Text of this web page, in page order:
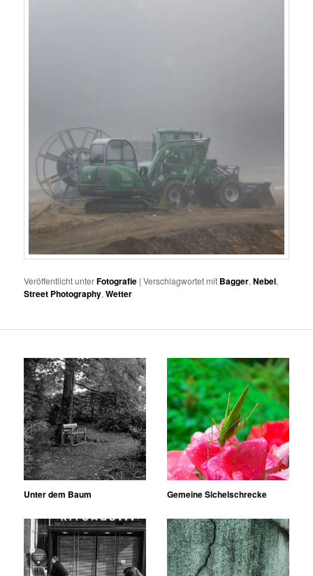
Veröffentlicht unterFotografie |Verschlagwortet mit Bagger,Nebel,
Street Photography,Wetter
Unter dem Baum Gemeine Sichelschrecke